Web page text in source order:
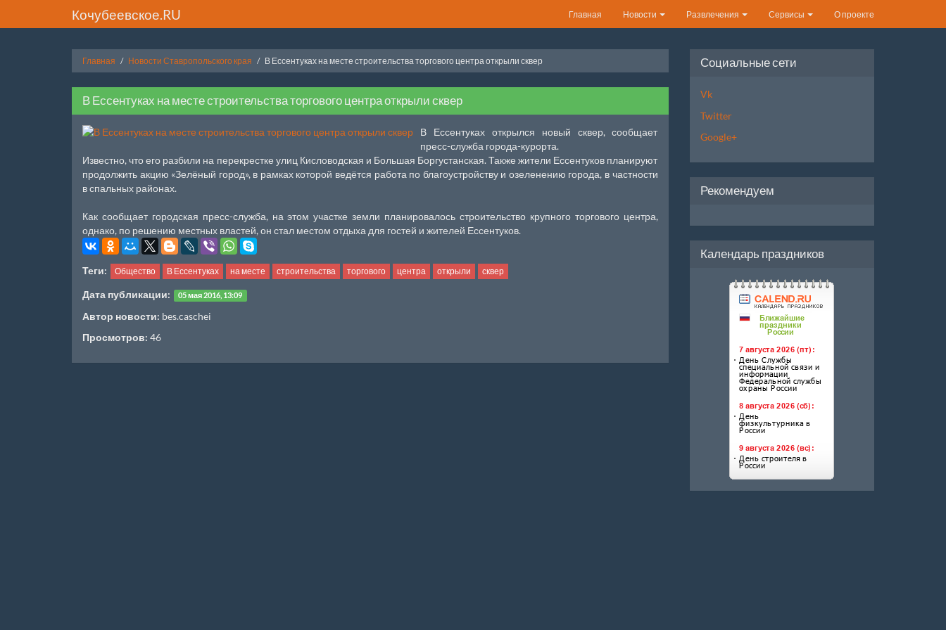
Кочубеевское.RU Главная Новости Развлечения Сервисы О проекте
Главная Новости Ставропольского края В Ессентуках на месте строительства торгового центра открыли сквер
В Ессентуках на месте строительства торгового центра открыли сквер
В Ессентуках открылся новый сквер, сообщает
пресс-служба города-курорта.
Известно, что его разбили на перекрестке улиц Кисловодская и Большая Боргустанская. Также жители Ессентуков планируют
продолжить акцию «Зелёный город», в рамках которой ведётся работа по благоустройству и озеленению города, в частности
в спальных районах.
Как сообщает городская пресс-служба, на этом участке земли планировалось строительство крупного торгового центра,
однако, по решению местных властей, он стал местом отдыха для гостей и жителей Ессентуков.
Теги: Общество В Ессентуках на месте строительства торгового центра открыли сквер
Дата публикации: 05 мая 2016, 13:09
Автор новости: bes.caschei
Просмотров: 46
Социальные сети
Vk
Twitter
Google+
Рекомендуем
Календарь праздников